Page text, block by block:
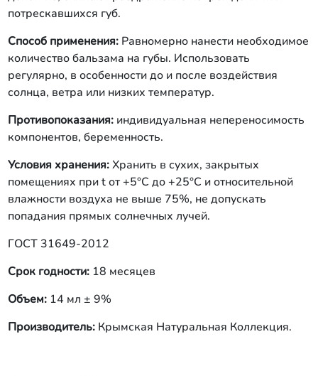
потрескавшихся губ.
Способ применения:Равномерно нанести необходимое
количество бальзама на губы. Использовать
регулярно, в особенности до и после воздействия
солнца, ветра или низких температур.
Противопоказания:индивидуальная непереносимость
компонентов, беременность.
Условия хранения:Хранить в сухих, закрытых
помещениях при t от +5°C до +25°С и относительной
влажности воздуха не выше 75%, не допускать
попадания прямых солнечных лучей.
ГОСТ 31649-2012
Срок годности:18 месяцев
Объем: 14 мл ± 9%
Производитель: Крымская Натуральная Коллекция.